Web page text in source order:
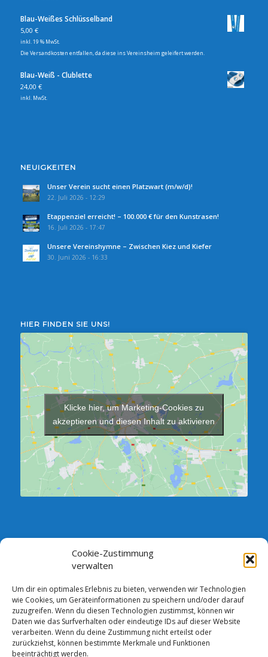
Cookie-Zustimmung
verwalten
Um dir ein optimales Erlebnis zu bieten, verwenden wir Technologien
wie Cookies, um Geräteinformationen zu speichern und/oder darauf
zuzugreifen. Wenn du diesen Technologien zustimmst, können wir
Daten wie das Surfverhalten oder eindeutige IDs auf dieser Website
verarbeiten. Wenn du deine Zustimmung nicht erteilst oder
zurückziehst, können bestimmte Merkmale und Funktionen
beeinträchtigt werden.
Blau-Weißes Schlüsselband
5,00 €
inkl. 19 % MwSt.
Die Versandkosten entfallen, da diese ins Vereinsheim geleifert werden.
Blau-Weiß - Clublette
24,00 €
inkl. MwSt.
NEUIGKEITEN
Unser Verein sucht einen Platzwart (m/w/d)!
22. Juli 2026 - 12:29
Etappenziel erreicht! – 100.000 € für den Kunstrasen!
16. Juli 2026 - 17:47
Unsere Vereinshymne – Zwischen Kiez und Kiefer
30. Juni 2026 - 16:33
HIER FINDEN SIE UNS!
Klicke hier, um Marketing-Cookies zu
akzeptieren und diesen Inhalt zu aktivieren
SPRECHSTUNDE DES VORSTANDES:
Jeden Dienstag zwischen 18.00 und 19.00 Uhr im Verein,
Vorstandszimmer (Neubau)
Andere Termine sind nach telefonischer Absprache möglich.
Bankverbindung: Comerzbank AG DE13 1208 0000 4387 2105 00